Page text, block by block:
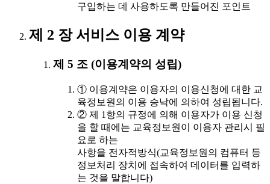
구입하는 데 사용하도록 만들어진 포인트
제 2 장 서비스 이용 계약
제 5 조 (이용계약의 성립)
① 이용계약은 이용자의 이용신청에 대한 교
육정보원의 이용 승낙에 의하여 성립됩니다.
② 제 1항의 규정에 의해 이용자가 이용 신청
을 할 때에는 교육정보원이 이용자 관리시 필
요로 하는
사항을 전자적방식(교육정보원의 컴퓨터 등
정보처리 장치에 접속하여 데이터를 입력하
는 것을 말합니다)